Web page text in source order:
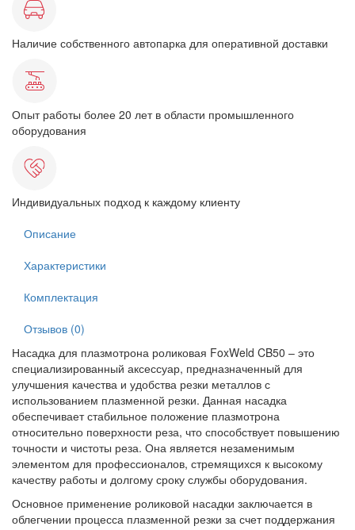
Наличие собственного автопарка для оперативной доставки
Опыт работы более 20 лет в области промышленного
оборудования
Индивидуальных подход к каждому клиенту
Описание
Характеристики
Комплектация
Отзывов (0)
Насадка для плазмотрона роликовая FoxWeld CB50 – это
специализированный аксессуар, предназначенный для
улучшения качества и удобства резки металлов с
использованием плазменной резки. Данная насадка
обеспечивает стабильное положение плазмотрона
относительно поверхности реза, что способствует повышению
точности и чистоты реза. Она является незаменимым
элементом для профессионалов, стремящихся к высокому
качеству работы и долгому сроку службы оборудования.
Основное применение роликовой насадки заключается в
облегчении процесса плазменной резки за счет поддержания